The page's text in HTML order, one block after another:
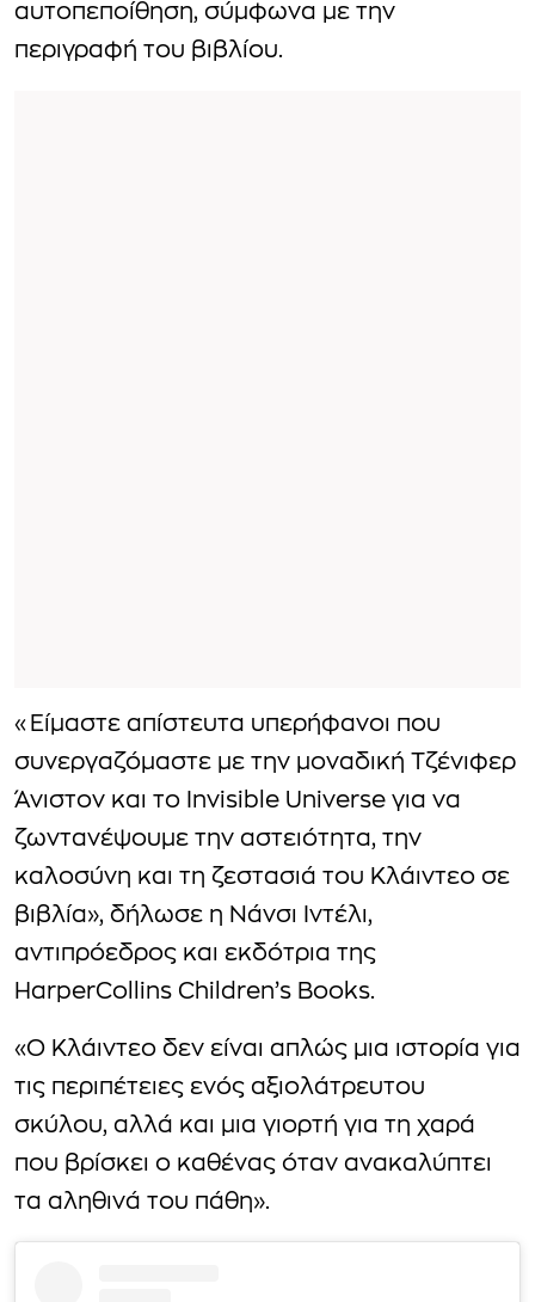
αυτοπεποίθηση, σύμφωνα με την
περιγραφή του βιβλίου.
«Είμαστε απίστευτα υπερήφανοι που
συνεργαζόμαστε με την μοναδική Τζένιφερ
Άνιστον και το Invisible Universe για να
ζωντανέψουμε την αστειότητα, την
καλοσύνη και τη ζεστασιά του Κλάιντεο σε
βιβλία», δήλωσε η Νάνσι Ιντέλι,
αντιπρόεδρος και εκδότρια της
HarperCollins Children’s Books.
«Ο Κλάιντεο δεν είναι απλώς μια ιστορία για
τις περιπέτειες ενός αξιολάτρευτου
σκύλου, αλλά και μια γιορτή για τη χαρά
που βρίσκει ο καθένας όταν ανακαλύπτει
τα αληθινά του πάθη».